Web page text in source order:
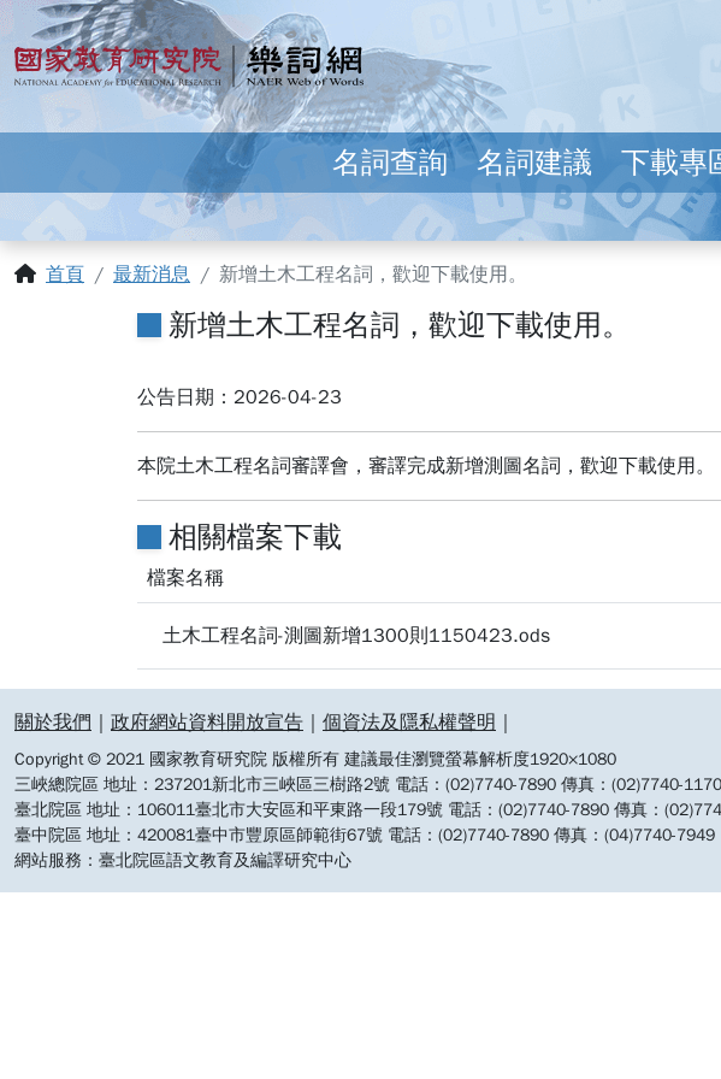
跳到主要內容
:::
國家教育研究院 樂詞網
名詞查詢 名詞建議 下載專
首頁
最新消息 新增土木工程名詞，歡迎下載使用。
新增土木工程名詞，歡迎下載使用。
公告日期：2026-04-23
本院土木工程名詞審譯會，審譯完成新增測圖名詞，歡迎下載使用。
相關檔案下載
檔案名稱
土木工程名詞-測圖新增1300則1150423.ods
:::關於我們 政府網站資料開放宣告 個資法及隱私權聲明
Copyright © 2021 國家教育研究院 版權所有 建議最佳瀏覽螢幕解析度1920×1080
三峽總院區 地址：237201新北市三峽區三樹路2號 電話：(02)7740-7890 傳真：(02)7740-1170
臺北院區 地址：106011臺北市大安區和平東路一段179號 電話：(02)7740-7890 傳真：
臺中院區 地址：420081臺中市豐原區師範街67號 電話：(02)7740-7890 傳真：(04)7740-7949
網站服務：臺北院區語文教育及編譯研究中心